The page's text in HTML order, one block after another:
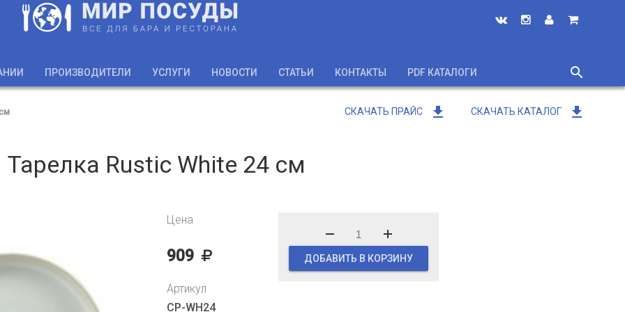
ПРОИЗВОДИТЕЛИ УСЛУГИ НОВОСТИ СТАТЬИ КОНТАКТЫ PDF КАТАЛОГИ
search
close
СКАЧАТЬ ПРАЙС get_app СКАЧАТЬ КАТАЛОГ get_app
Тарелка Rustic White 24 см
Цена
909 ДОБАВИТЬ В КОРЗИНУ
Артикул
CP-WH24